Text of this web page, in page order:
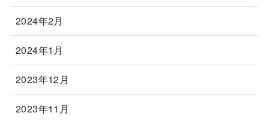
2024年2月
2024年1月
2023年12月
2023年11月